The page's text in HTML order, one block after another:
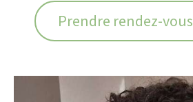
Prendre rendez-vous